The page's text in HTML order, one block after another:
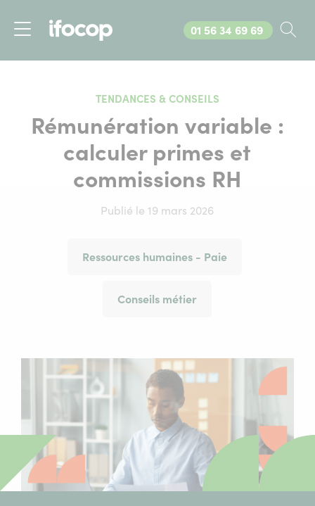
Menu
Appelez-nous au
01 56 34 69 69
TENDANCES & CONSEILS
Rémunération variable :
calculer primes et
commissions RH
Publié le 19 mars 2026
Ressources humaines - Paie
Conseils métier